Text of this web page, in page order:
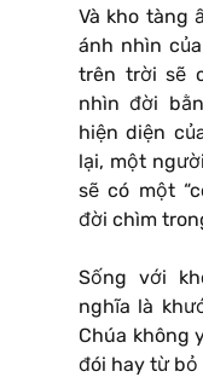
Và kho tàng
ánh nhìn
trên trời sẽ
nhìn đời
hiện diện
lại, một
sẽ có một
đời chìm
Sống với
nghĩa là
Chúa không
đói hay từ